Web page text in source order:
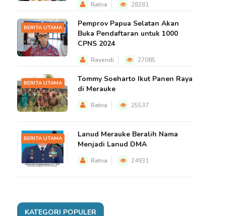
Ratna 28281
BERITA UTAMA
Pemprov Papua Selatan Akan
Buka Pendaftaran untuk 1000
CPNS 2024
Rayendi 27085
BERITA UTAMA
Tommy Soeharto Ikut Panen Raya
di Merauke
Ratna 25537
BERITA UTAMA
Lanud Merauke Beralih Nama
Menjadi Lanud DMA
Ratna 24931
KATEGORI POPULER